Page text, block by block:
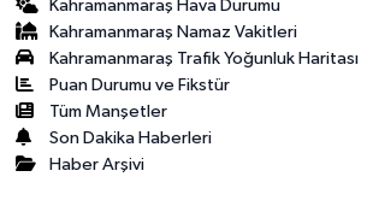
Kahramanmaraş Hava Durumu
Kahramanmaraş Namaz Vakitleri
Kahramanmaraş Trafik Yoğunluk Haritası
Puan Durumu ve Fikstür
Tüm Manşetler
Son Dakika Haberleri
Haber Arşivi